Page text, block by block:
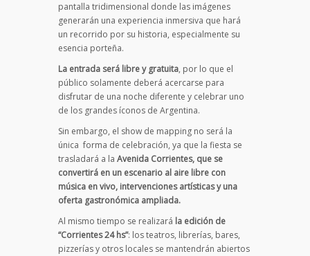
pantalla tridimensional donde las imágenes
generarán una experiencia inmersiva que hará
un recorrido por su historia, especialmente su
esencia porteña.
La entrada será libre y gratuita, por lo que el
público solamente deberá acercarse para
disfrutar de una noche diferente y celebrar uno
de los grandes íconos de Argentina.
Sin embargo, el show de mapping no será la
única forma de celebración, ya que la fiesta se
trasladará a la Avenida Corrientes, que se
convertirá en un escenario al aire libre con
música en vivo, intervenciones artísticas y una
oferta gastronómica ampliada.
Al mismo tiempo se realizará la edición de
“Corrientes 24 hs”: losteatros, librerías, bares,
pizzerías y otros locales se mantendrán abiertos